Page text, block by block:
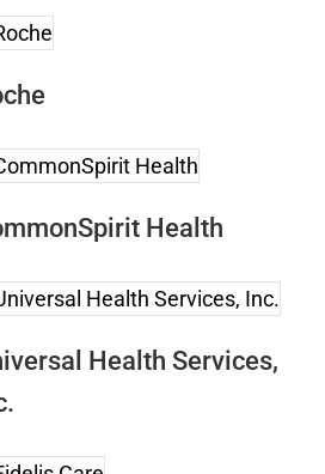
Health
Health Services,